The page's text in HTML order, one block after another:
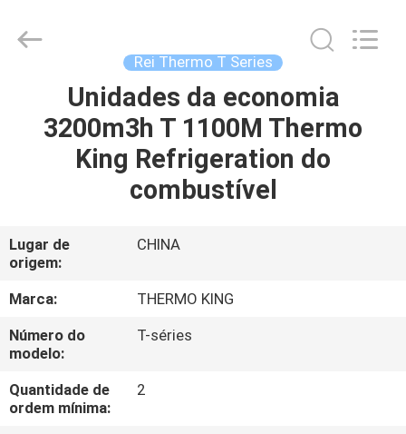
CASA
PRODUTOS
SOBRE
NÓS
VISITA
À
FÁBRICA
INDUSTRY
Rei Thermo T Series
Unidades da economia
3200m3h T 1100M Thermo
King Refrigeration do
combustível
Lugar de
origem:
CHINA
Marca:
THERMO KING
Número do
modelo:
T-séries
Quantidade de
ordem mínima:
2